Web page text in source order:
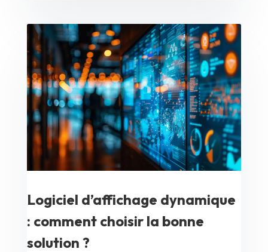
Logiciel d’affichage dynamique
: comment choisir la bonne
solution ?